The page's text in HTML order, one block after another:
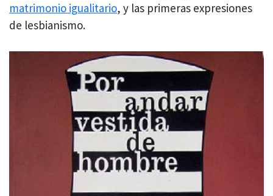
matrimonio igualitario, y las primeras expresiones
de lesbianismo.